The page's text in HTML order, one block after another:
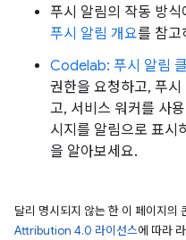
푸시 알림의 작동 방
푸시 알림 개요를 참고
Codelab: 푸시 알림
권한을 요청하고, 푸
고, 서비스 워커를 사
시지를 알림으로 표시
을 알아보세요.
달리 명시되지 않는 한 이 페이지의
Attribution 4.0 라이선스에 따라